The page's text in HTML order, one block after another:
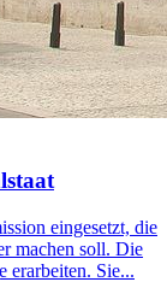
eingesetzt, die
machen soll. Die
erarbeiten. Sie...